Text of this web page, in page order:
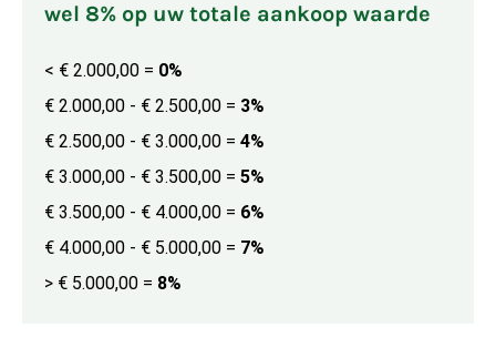
wel 8% op uw totale aankoop waarde
< € 2.000,00 = 0%
€ 2.000,00 - € 2.500,00 = 3%
€ 2.500,00 - € 3.000,00 = 4%
€ 3.000,00 - € 3.500,00 = 5%
€ 3.500,00 - € 4.000,00 = 6%
€ 4.000,00 - € 5.000,00 = 7%
> € 5.000,00 = 8%